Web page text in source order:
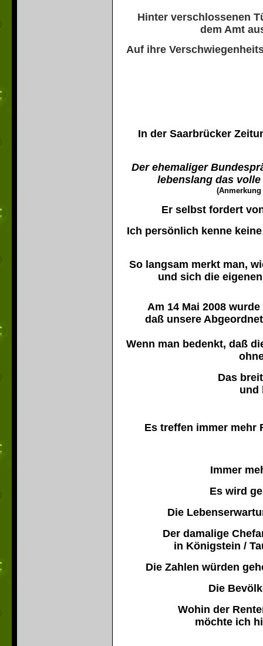
Hinter verschlossenen
dem Amt
Auf ihre
In der Saarbrücker
Der ehemaliger
lebenslang das
Er selbst fordert
Ich persönlich kenne
So langsam merkt man,
und sich die
Am 14 Mai 2008
daß unsere
Wenn man bedenkt, daß
Das
und
Es treffen immer mehr
Immer
Es wird
Die
Der damalige
in Königstein /
Die Zahlen würden
Die
Wohin der
möchte ich